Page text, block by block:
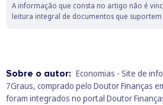
A informação que consta no artigo não é
leitura integral de documentos que
Sobre o autor: Economias - Site de
7Graus, comprado pelo Doutor Finanças
foram integrados no portal Doutor